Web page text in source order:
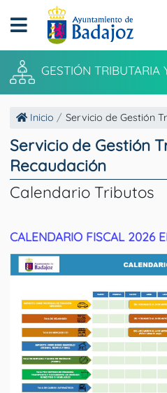
GESTIÓN TRIBUTARIA
Inicio Servicio de Gestión
Servicio de Gestión
Recaudación
Calendario Tributos
CALENDARIO FISCAL 2026